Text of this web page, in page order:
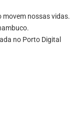
movem nossas vidas.
no Porto Digital